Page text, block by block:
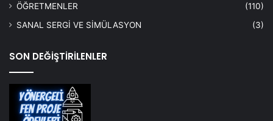
ÖĞRETMENLER
(110)
SANAL SERGİ VE SİMÜLASYON
(3)
SON DEĞİŞTİRİLENLER